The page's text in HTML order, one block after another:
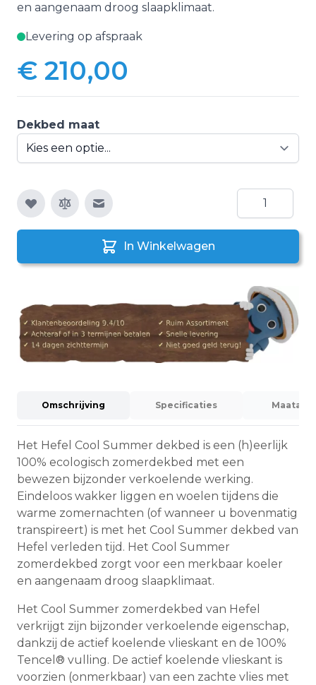
en aangenaam droog slaapklimaat.
Levering op afspraak
Vanaf:
€ 210,00
Dekbed maat
E-mail naar een vriend
Aantal
In Winkelwagen
Omschrijving Specificaties
Het Hefel Cool Summer dekbed is een (h)eerlijk
100% ecologisch zomerdekbed met een
bewezen bijzonder verkoelende werking.
Eindeloos wakker liggen en woelen tijdens die
warme zomernachten (of wanneer u bovenmatig
transpireert) is met het Cool Summer dekbed van
Hefel verleden tijd. Het Cool Summer
zomerdekbed zorgt voor een merkbaar koeler
en aangenaam droog slaapklimaat.
Het Cool Summer zomerdekbed van Hefel
verkrijgt zijn bijzonder verkoelende eigenschap,
dankzij de actief koelende vlieskant en de 100%
Tencel® vulling. De actief koelende vlieskant is
voorzien (onmerkbaar) van een zachte vlies met